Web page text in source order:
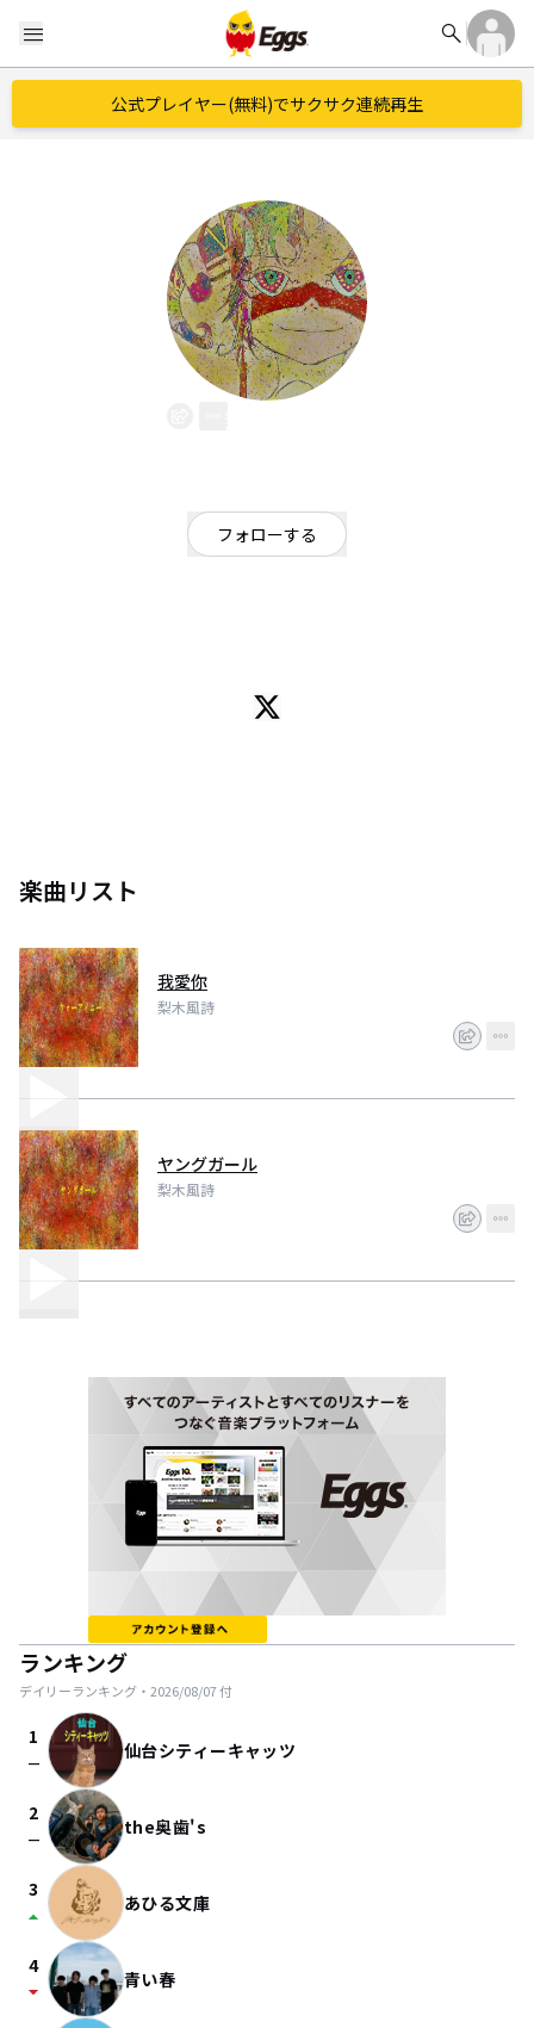
menu search
公式プレイヤー(無料)でサクサク連続再生
フォローする
楽曲リスト
我愛你
梨木風詩
ヤングガール
梨木風詩
ランキング
デイリーランキング・ 2026/08/07付
1
check_indeterminate_small 仙台シティーキャッツ
2
check_indeterminate_small the奥歯's
3
arrow_drop_up あひる文庫
4
arrow_drop_down 青い春